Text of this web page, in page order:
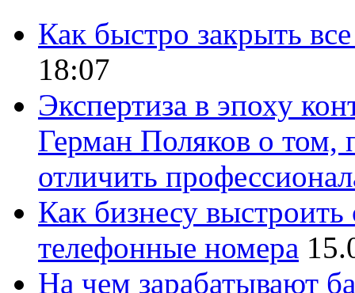
Как быстро закрыть
18:07
Экспертиза в эпоху
Герман Поляков о том,
отличить
Как бизнесу
телефонные номера
На чем зарабатывают